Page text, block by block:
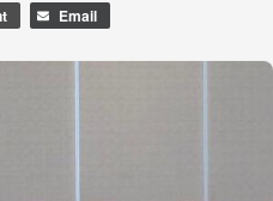
Email